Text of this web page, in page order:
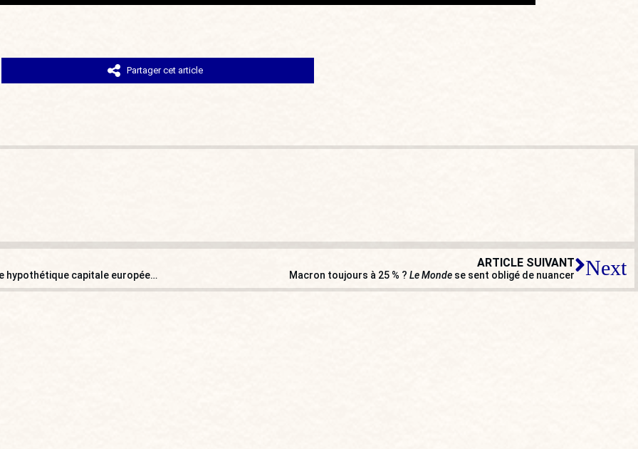
Partager cet article
Macron chez les… « dépités » européens : l’illusion d’une hypothétique capitale européenne à Strasbourg?
ARTICLE SUIVANT
Macron toujours à 25 % ? Le Monde se sent obligé de nuancer Next